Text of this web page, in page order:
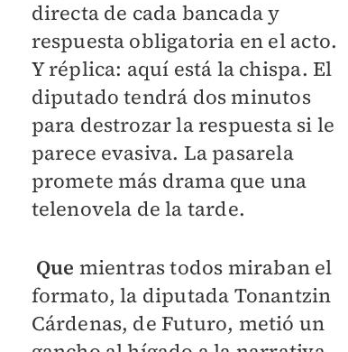
directa de cada bancada y
respuesta obligatoria en el acto.
Y réplica: aquí está la chispa. El
diputado tendrá dos minutos
para destrozar la respuesta si le
parece evasiva. La pasarela
promete más drama que una
telenovela de la tarde.
Que mientras todos miraban el
formato, la diputada Tonantzin
Cárdenas, de Futuro, metió un